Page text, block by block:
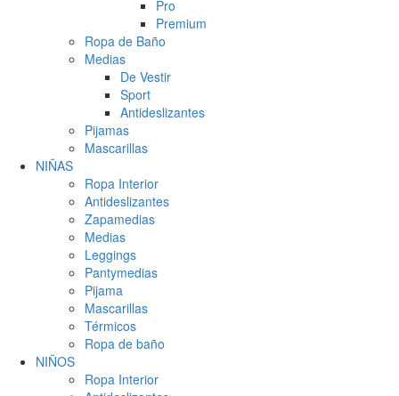
Pro
Premium
Ropa de Baño
Medias
De Vestir
Sport
Antideslizantes
Pijamas
Mascarillas
NIÑAS
Ropa Interior
Antideslizantes
Zapamedias
Medias
Leggings
Pantymedias
Pijama
Mascarillas
Térmicos
Ropa de baño
NIÑOS
Ropa Interior